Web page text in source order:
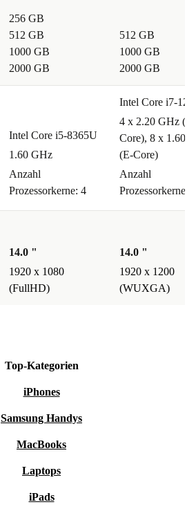
256 GB
512 GB
1000 GB
2000 GB
512 GB
1000 GB
2000 GB
Intel Core i5-8365U
1.60 GHz
Anzahl
Prozessorkerne: 4
Intel Core i7-
4 x 2.20 GHz (P-
Core), 8 x 1.60
(E-Core)
Anzahl
Prozessorkerne:
14.0 "
1920 x 1080
(FullHD)
14.0 "
1920 x 1200
(WUXGA)
Top-Kategorien
iPhones
Samsung Handys
MacBooks
Laptops
iPads